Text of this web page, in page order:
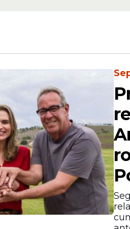
da iniciativa para